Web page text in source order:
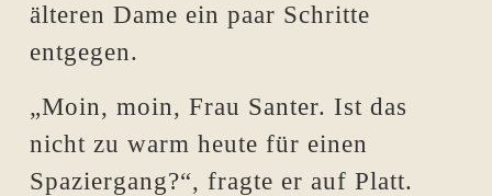
älteren Dame ein paar Schritte
entgegen.
„Moin, moin, Frau Santer. Ist das
nicht zu warm heute für einen
Spaziergang?“, fragte er auf Platt.